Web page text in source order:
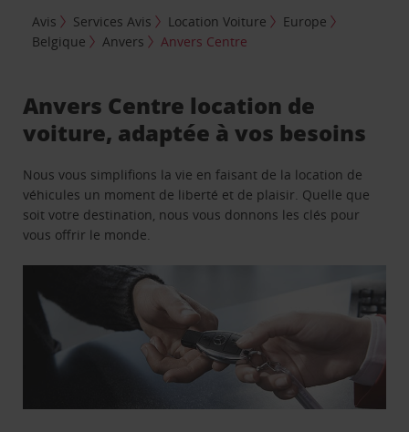
Avis Services Avis Location Voiture
Europe
Belgique
Anvers Anvers Centre
Anvers Centre location de
voiture, adaptée à vos besoins
Nous vous simplifions la vie en faisant de la location de
véhicules un moment de liberté et de plaisir. Quelle que
soit votre destination, nous vous donnons les clés pour
vous offrir le monde.